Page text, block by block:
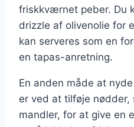
friskkværnet peber. Du
drizzle af olivenolie for
kan serveres som en
en tapas-anretning.
En anden måde at
er ved at tilføje nødder,
mandler, for at give en